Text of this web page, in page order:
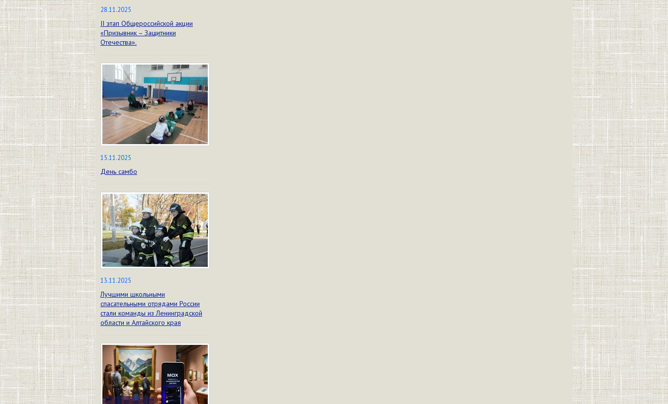
28.11.2025
II этап Общероссийской акции
«Призывник – Защитники
Отечества».
15.11.2025
День самбо
13.11.2025
Лучшими школьными
спасательными отрядами России
стали команды из Ленинградской
области и Алтайского края